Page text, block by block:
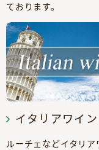
ております。
イタリアワイン
ルーチェなどイタリア